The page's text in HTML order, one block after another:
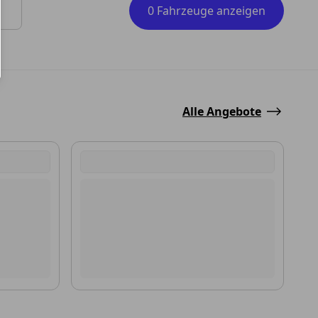
zum Navigieren.
0 Fahrzeuge anzeigen
Alle Angebote